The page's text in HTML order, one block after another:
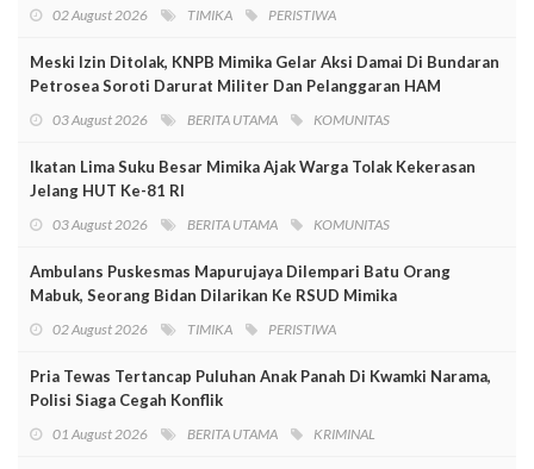
02 August 2026 TIMIKA PERISTIWA
Meski Izin Ditolak, KNPB Mimika Gelar Aksi Damai Di Bundaran
Petrosea Soroti Darurat Militer Dan Pelanggaran HAM
03 August 2026 BERITA UTAMA KOMUNITAS
Ikatan Lima Suku Besar Mimika Ajak Warga Tolak Kekerasan
Jelang HUT Ke-81 RI
03 August 2026 BERITA UTAMA KOMUNITAS
Ambulans Puskesmas Mapurujaya Dilempari Batu Orang
Mabuk, Seorang Bidan Dilarikan Ke RSUD Mimika
02 August 2026 TIMIKA PERISTIWA
Pria Tewas Tertancap Puluhan Anak Panah Di Kwamki Narama,
Polisi Siaga Cegah Konflik
01 August 2026 BERITA UTAMA KRIMINAL